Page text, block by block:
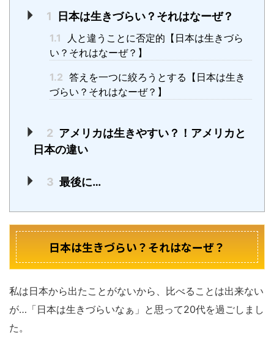
1 日本は生きづらい？それはなーぜ？
1.1
人と違うことに否定的【日本は生きづら
い？それはなーぜ？】
1.2 答えを一つに絞ろうとする【日本は生き
づらい？それはなーぜ？】
2 アメリカは生きやすい？！アメリカと
日本の違い
3 最後に…
日本は生きづらい？それはなーぜ？
私は日本から出たことがないから、比べることは出来ない
が…「日本は生きづらいなぁ」と思って20代を過ごしまし
た。